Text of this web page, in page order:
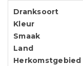
Dranksoort
Kleur
Smaak
Land
Herkomstgebied